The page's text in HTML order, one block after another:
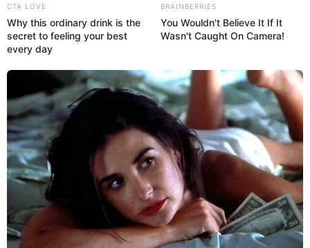
Aunque se vende en varios países, incluido Estados
Unidos, la comercialización de DHEA está prohibida en
algunos países de América Latina, ya que existen
pocos estudios que comprueben sus beneficios.
Además, la DHEA también puede causar varios efectos
secundarios, especialmente el desarrollo de grasa
abdominal, lo que contribuye a un mayor riesgo de
diabetes, presión arterial alta, ataque cardíaco y
accidente cerebrovascular, por ejemplo.
CTA LOVE
Why this ordinary drink is the
secret to feeling your best
every day
BRAINBERRIES
You Wouldn't Believe It If It
Wasn't Caught On Camera!